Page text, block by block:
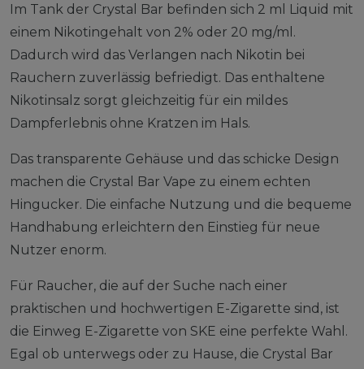
Im Tank der Crystal Bar befinden sich 2 ml Liquid mit
einem Nikotingehalt von 2% oder 20 mg/ml.
Dadurch wird das Verlangen nach Nikotin bei
Rauchern zuverlässig befriedigt. Das enthaltene
Nikotinsalz sorgt gleichzeitig für ein mildes
Dampferlebnis ohne Kratzen im Hals.
Das transparente Gehäuse und das schicke Design
machen die Crystal Bar Vape zu einem echten
Hingucker. Die einfache Nutzung und die bequeme
Handhabung erleichtern den Einstieg für neue
Nutzer enorm.
Für Raucher, die auf der Suche nach einer
praktischen und hochwertigen E-Zigarette sind, ist
die Einweg E-Zigarette von SKE eine perfekte Wahl.
Egal ob unterwegs oder zu Hause, die Crystal Bar